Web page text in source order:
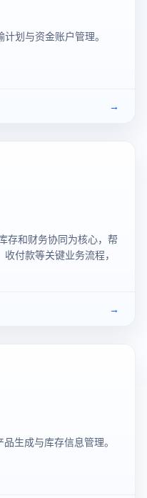
划与资金账户管理。
→
存和财务协同为核心，帮
付款等关键业务流程，
→
生成与库存信息管理。